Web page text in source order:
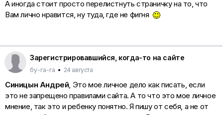
А иногда стоит просто перелистнуть страничку на то, что
Вам лично нравится, ну туда, где не фигня
Зарегистрировавшийся, когда-то на сайте
бу-га-га • 24 августа
Синицын Андрей, Это мое личное дело как писать, если
это не запрещено правилами сайта. А то что это мое личное
мнение, так это и ребенку понятно. Я пишу от себя, а не от